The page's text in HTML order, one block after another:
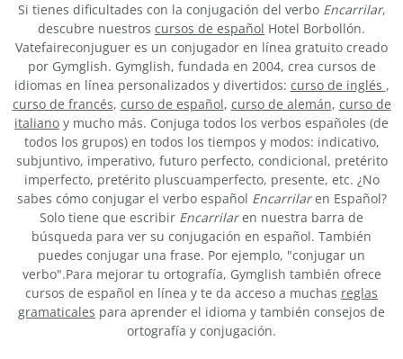
Si tienes dificultades con la conjugación del verbo Encarrilar,
descubre nuestros cursos de español Hotel Borbollón.
Vatefaireconjuguer es un conjugador en línea gratuito creado
por Gymglish. Gymglish, fundada en 2004, crea cursos de
idiomas en línea personalizados y divertidos: curso de inglés ,
curso de francés, curso de español, curso de alemán, curso de
italiano y mucho más. Conjuga todos los verbos españoles (de
todos los grupos) en todos los tiempos y modos: indicativo,
subjuntivo, imperativo, futuro perfecto, condicional, pretérito
imperfecto, pretérito pluscuamperfecto, presente, etc. ¿No
sabes cómo conjugar el verbo español Encarrilaren Español?
Solo tiene que escribir Encarrilaren nuestra barra de
búsqueda para ver su conjugación en español. También
puedes conjugar una frase. Por ejemplo, "conjugar un
verbo".Para mejorar tu ortografía, Gymglish también ofrece
cursos de español en línea y te da acceso a muchas reglas
gramaticales para aprender el idioma y también consejos de
ortografía y conjugación.